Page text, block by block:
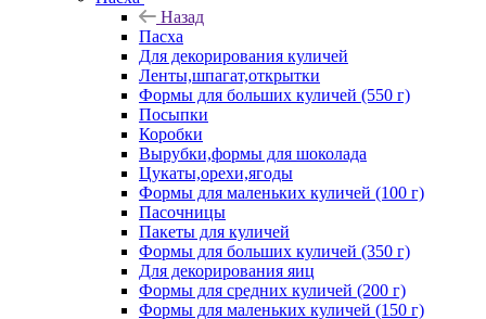
Назад
Пасха
Для декорирования куличей
Ленты,шпагат,открытки
Формы для больших куличей (550 г)
Посыпки
Коробки
Вырубки,формы для шоколада
Цукаты,орехи,ягоды
Формы для маленьких куличей (100 г)
Пасочницы
Пакеты для куличей
Формы для больших куличей (350 г)
Для декорирования яиц
Формы для средних куличей (200 г)
Формы для маленьких куличей (150 г)